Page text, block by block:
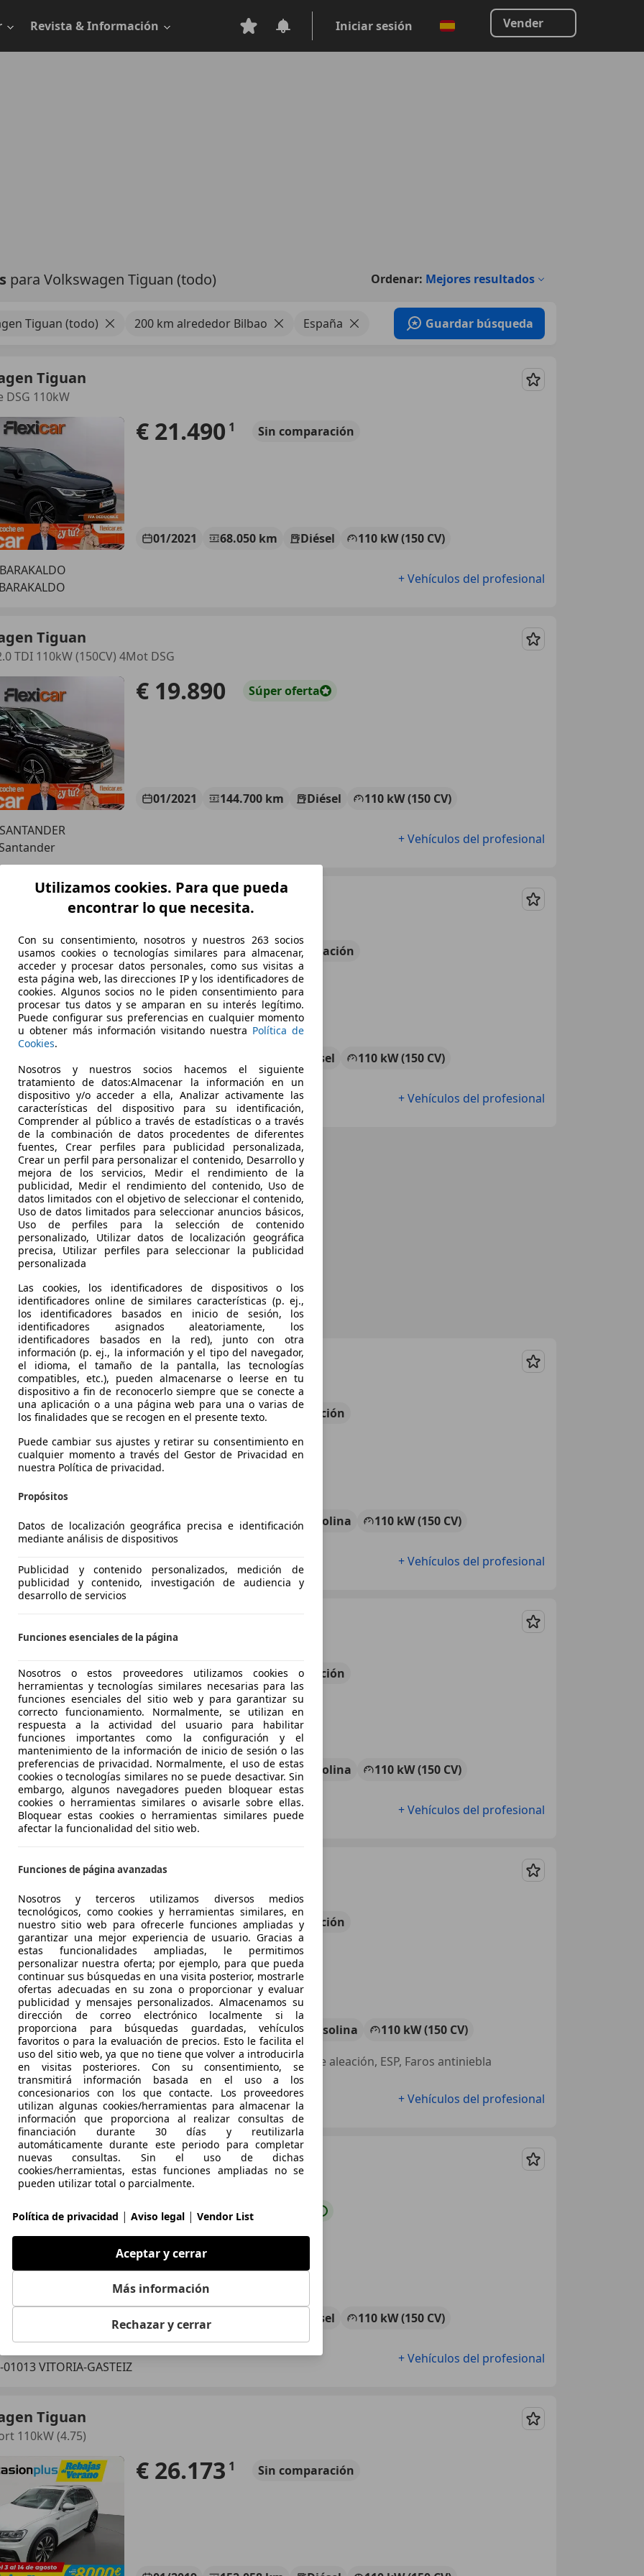
Revista & Información Iniciar sesión Vender
para Volkswagen Tiguan (todo) Ordenar: Mejores resultados
Tiguan (todo) 200 km alrededor Bilbao España Guardar búsqueda
Tiguan
DSG 110kW
Guardar
€ 21.490 1 Sin comparación
01/2021 68.050 km Diésel
110 kW (150 CV)
+ Vehículos del profesional
Tiguan
TDI 110kW (150CV) 4Mot DSG
Guardar
€ 19.890 Súperoferta
01/2021 144.700 km Diésel
110 kW (150 CV)
+ Vehículos del profesional
Tiguan
DSG 110kW
Guardar
€ 27.5001 Sincomparación
Diésel
110 kW (150 CV)
Car Concesionario en Vizcaya
48960 Galdácano
+ Vehículos del profesional
Tiguan
DSG 110kW
Guardar
€ 34.100 Sin comparación
01/2023 77.000 km Gasolina
110 kW (150 CV)
Sala Cars
48903 BARAKALDO
+ Vehículos del profesional
Tiguan
DSG 110kW
Guardar
€ 31.800 Sin comparación
06/2022 68.000 km Gasolina
110 kW (150 CV)
48510 Trapagaran
+ Vehículos del profesional
Tiguan
110kW
Guardar
€ 21.200 Sin comparación
12/2018 127.870 km Gasolina
110 kW (150 CV)
eléctrico, Volante multifunción, Sensor de lluvia, Llantas de aleación, ESP, Faros antiniebla
URETA AUTOMÓVILES- PALENCIA
34004 Palencia
+ Vehículos del profesional
Tiguan
110kW
Guardar
€ 25.990 Precio
Diésel
110 kW (150 CV)
DEL AUTOMOVIL
01013 VITORIA-GASTEIZ
+ Vehículos del profesional
Tiguan
110kW (4.75)
Guardar
€ 26.173 1 Sin comparación
Utilizamos cookies. Para que pueda
encontrar lo que necesita.
Con su consentimiento, nosotros y nuestros 263 socios
usamos cookies o tecnologías similares para almacenar,
acceder y procesar datos personales, como sus visitas a
esta página web, las direcciones IP y los identificadores de
cookies. Algunos socios no le piden consentimiento para
procesar tus datos y se amparan en su interés legítimo.
Puede configurar sus preferencias en cualquier momento
u obtener más información visitando nuestra Política de
Cookies.
Nosotros y nuestros socios hacemos el siguiente
tratamiento de datos:Almacenar la información en un
dispositivo y/o acceder a ella, Analizar activamente las
características del dispositivo para su identificación,
Comprender al público a través de estadísticas o a través
de la combinación de datos procedentes de diferentes
fuentes, Crear perfiles para publicidad personalizada,
Crear un perfil para personalizar el contenido, Desarrollo y
mejora de los servicios, Medir el rendimiento de la
publicidad, Medir el rendimiento del contenido, Uso de
datos limitados con el objetivo de seleccionar el contenido,
Uso de datos limitados para seleccionar anuncios básicos,
Uso de perfiles para la selección de contenido
personalizado, Utilizar datos de localización geográfica
precisa, Utilizar perfiles para seleccionar la publicidad
personalizada
Las cookies, los identificadores de dispositivos o los
identificadores online de similares características (p. ej.,
los identificadores basados en inicio de sesión, los
identificadores asignados aleatoriamente, los
identificadores basados en la red), junto con otra
información (p. ej., la información y el tipo del navegador,
el idioma, el tamaño de la pantalla, las tecnologías
compatibles, etc.), pueden almacenarse o leerse en tu
dispositivo a fin de reconocerlo siempre que se conecte a
una aplicación o a una página web para una o varias de
los finalidades que se recogen en el presente texto.
Puede cambiar sus ajustes y retirar su consentimiento en
cualquier momento a través del Gestor de Privacidad en
nuestra Política de privacidad.
Propósitos
Datos de localización geográfica precisa e identificación
mediante análisis de dispositivos
Publicidad y contenido personalizados, medición de
publicidad y contenido, investigación de audiencia y
desarrollo de servicios
Funciones esenciales de la página
Nosotros o estos proveedores utilizamos cookies o
herramientas y tecnologías similares necesarias para las
funciones esenciales del sitio web y para garantizar su
correcto funcionamiento. Normalmente, se utilizan en
respuesta a la actividad del usuario para habilitar
funciones importantes como la configuración y el
mantenimiento de la información de inicio de sesión o las
preferencias de privacidad. Normalmente, el uso de estas
cookies o tecnologías similares no se puede desactivar. Sin
embargo, algunos navegadores pueden bloquear estas
cookies o herramientas similares o avisarle sobre ellas.
Bloquear estas cookies o herramientas similares puede
afectar la funcionalidad del sitio web.
Funciones de página avanzadas
Nosotros y terceros utilizamos diversos medios
tecnológicos, como cookies y herramientas similares, en
nuestro sitio web para ofrecerle funciones ampliadas y
garantizar una mejor experiencia de usuario. Gracias a
estas funcionalidades ampliadas, le permitimos
personalizar nuestra oferta; por ejemplo, para que pueda
continuar sus búsquedas en una visita posterior, mostrarle
ofertas adecuadas en su zona o proporcionar y evaluar
publicidad y mensajes personalizados. Almacenamos su
dirección de correo electrónico localmente si la
proporciona para búsquedas guardadas, vehículos
favoritos o para la evaluación de precios. Esto le facilita el
uso del sitio web, ya que no tiene que volver a introducirla
en visitas posteriores. Con su consentimiento, se
transmitirá información basada en el uso a los
concesionarios con los que contacte. Los proveedores
utilizan algunas cookies/herramientas para almacenar la
información que proporciona al realizar consultas de
financiación durante 30 días y reutilizarla
automáticamente durante este periodo para completar
nuevas consultas. Sin el uso de dichas
cookies/herramientas, estas funciones ampliadas no se
pueden utilizar total o parcialmente.
Política de privacidad | Aviso legal | Vendor List
Aceptar y cerrar
Más información
Rechazar y cerrar